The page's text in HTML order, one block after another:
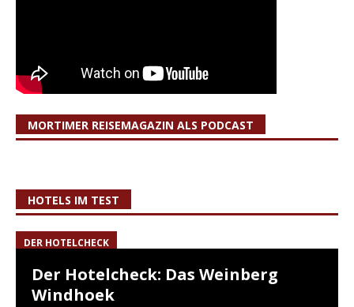
MORTIMER REISEMAGAZIN ALS PODCAST
HOTELS IM TEST
DER HOTELCHECK
Der Hotelcheck: Das Weinberg
Windhoek